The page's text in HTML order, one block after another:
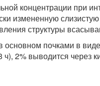
концентрации при
измененную
структуры
почками в
2% выводится через